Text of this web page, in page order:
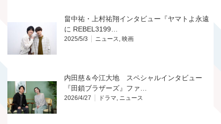
畠中祐・上村祐翔インタビュー『ヤマトよ永遠
に REBEL3199…
2025/5/3 ニュース, 映画
内田慈＆今江大地 スペシャルインタビュー
『田鎖ブラザーズ』ファ…
2026/4/27 ドラマ, ニュース